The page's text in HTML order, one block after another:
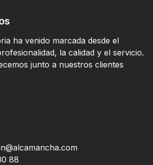
ha venido marcada desde el
la calidad y el servicio.
junto a nuestros clientes
88